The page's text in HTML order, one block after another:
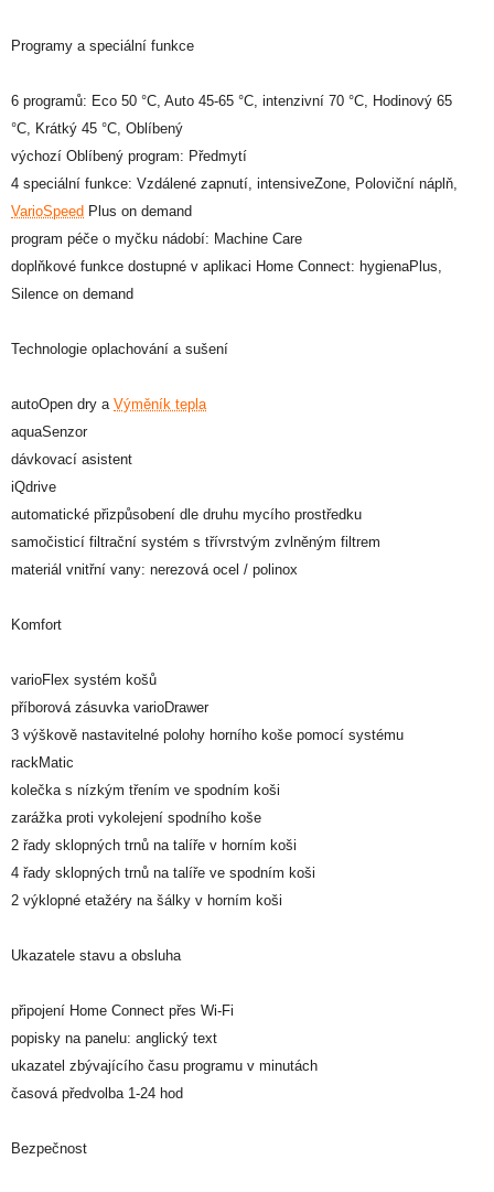
Programy a speciální funkce
6 programů: Eco 50 °C, Auto 45-65 °C, intenzivní 70 °C, Hodinový 65
°C, Krátký 45 °C, Oblíbený
výchozí Oblíbený program: Předmytí
4 speciální funkce: Vzdálené zapnutí, intensiveZone, Poloviční náplň,
VarioSpeed Plus on demand
program péče o myčku nádobí: Machine Care
doplňkové funkce dostupné v aplikaci Home Connect: hygienaPlus,
Silence on demand
Technologie oplachování a sušení
autoOpen dry a Výměník tepla
aquaSenzor
dávkovací asistent
iQdrive
automatické přizpůsobení dle druhu mycího prostředku
samočisticí filtrační systém s třívrstvým zvlněným filtrem
materiál vnitřní vany: nerezová ocel / polinox
Komfort
varioFlex systém košů
příborová zásuvka varioDrawer
3 výškově nastavitelné polohy horního koše pomocí systému
rackMatic
kolečka s nízkým třením ve spodním koši
zarážka proti vykolejení spodního koše
2 řady sklopných trnů na talíře v horním koši
4 řady sklopných trnů na talíře ve spodním koši
2 výklopné etažéry na šálky v horním koši
Ukazatele stavu a obsluha
připojení Home Connect přes Wi-Fi
popisky na panelu: anglický text
ukazatel zbývajícího času programu v minutách
časová předvolba 1-24 hod
Bezpečnost